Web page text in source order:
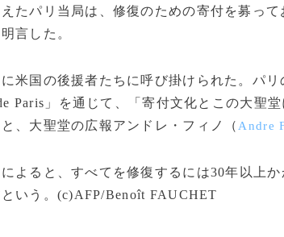
たパリ当局は、修復のための寄付を募って
言した。
米国の後援者たちに呼び掛けられた。パ
Paris」を通じて、「寄付文化とこの大聖
、大聖堂の広報アンドレ・フィノ（ Andre
よると、すべてを修復するには30年以上
いう。(c)AFP/Benoît FAUCHET